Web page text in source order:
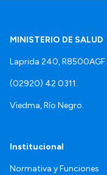
MINISTERIO DE SALUD
Laprida 240, R8500AGF.
(02920) 42 0311.
Viedma, Río Negro.
Institucional
Normativa y Funciones